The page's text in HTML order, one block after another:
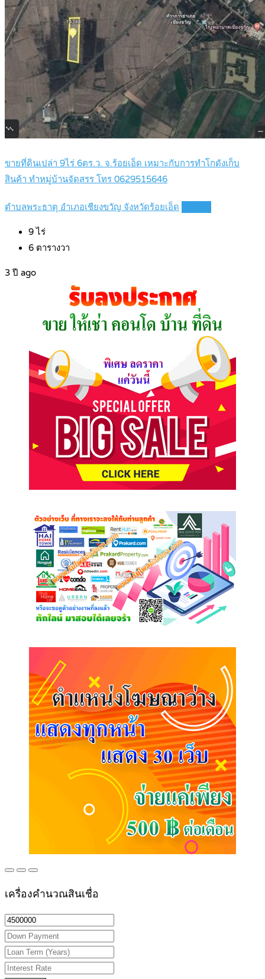
ขายที่ดินเปล่า 9ไร่ 6ตร.ว. จ.ร้อยเอ็ด เหมาะกับการทำโกดังเก็บ
สินค้า ทำหมู่บ้านจัดสรร โทร 0629515646
ตำบลพระธาตุ อำเภอเชียงขวัญ จังหวัดร้อยเอ็ด
9ไร่
6 ตารางวา
3 ปี ago
เครื่องคำนวณสินเชื่อ